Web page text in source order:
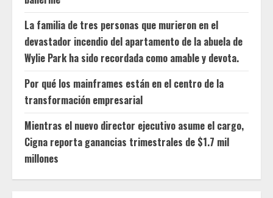
La familia de tres personas que murieron en el
devastador incendio del apartamento de la abuela de
Wylie Park ha sido recordada como amable y devota.
Por qué los mainframes están en el centro de la
transformación empresarial
Mientras el nuevo director ejecutivo asume el cargo,
Cigna reporta ganancias trimestrales de $1.7 mil
millones